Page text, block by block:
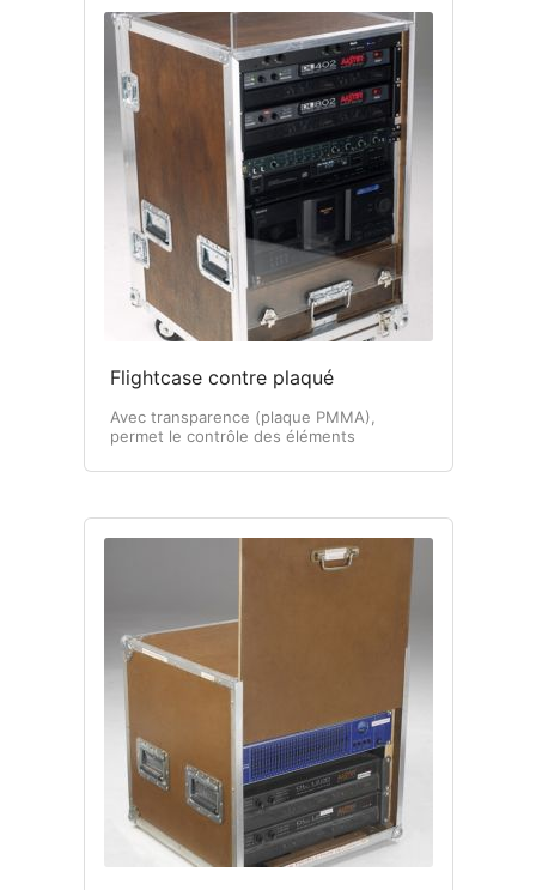
Flightcase contre plaqué
Avec transparence (plaque PMMA),
permet le contrôle des éléments